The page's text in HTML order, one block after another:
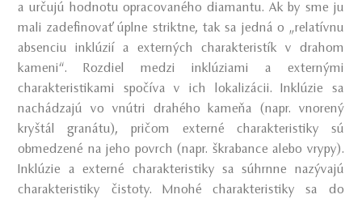
a určujú hodnotu opracovaného diamantu. Ak by sme ju
mali zadefinovať úplne striktne, tak sa jedná o „relatívnu
absenciu inklúzií a externých charakteristík v drahom
kameni“. Rozdiel medzi inklúziami a externými
charakteristikami spočíva v ich lokalizácii. Inklúzie sa
nachádzajú vo vnútri drahého kameňa (napr. vnorený
kryštál granátu), pričom externé charakteristiky sú
obmedzené na jeho povrch (napr. škrabance alebo vrypy).
Inklúzie a externé charakteristiky sa súhrnne nazývajú
charakteristiky čistoty. Mnohé charakteristiky sa do